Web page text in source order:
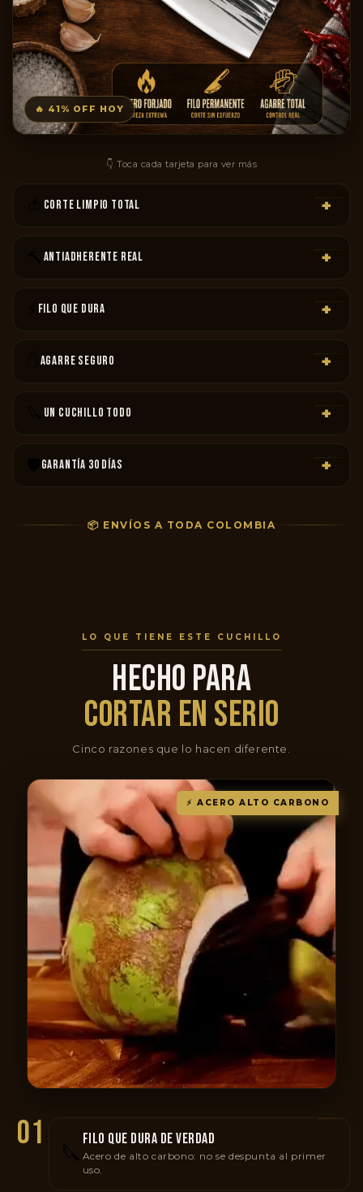
🔥 41% OFF HOY
👇 Toca cada tarjeta para ver más
CORTE LIMPIO TOTAL +
ANTIADHERENTE REAL +
FILO QUE DURA +
AGARRE SEGURO +
UN CUCHILLO TODO +
GARANTÍA 30 DÍAS +
📦 ENVÍOS A TODA COLOMBIA
LO QUE TIENE ESTE CUCHILLO
HECHO PARA
CORTAR EN SERIO
Cinco razones que lo hacen diferente.
⚡ ACERO ALTO CARBONO
01 FILO QUE DURA DE VERDAD
Acero de alto carbono: no se despunta al primer
uso.